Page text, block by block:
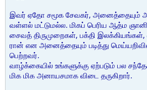
இவர் ஏதோ சமூக சேவகர், அனைத்தையும்
வள்ளல் மட்டுமல்ல. மிகப் பெரிய ஆத்ம
சைவத் திருமுறைகள், பக்தி இலக்கியங்கள்,
ரான் என அனைத்தையும் படித்து
பெற்றவர்.
வாழ்க்கையில் உங்களுக்கு ஏற்படும் பல
மிக மிக அனாயசமாக விடை தருகிறார்.